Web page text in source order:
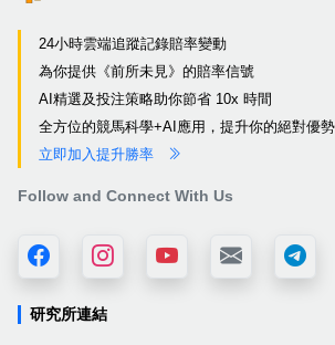
24小時雲端追蹤記錄賠率變動
為你提供《前所未見》的賠率信號
AI精選及投注策略助你節省 10x 時間
全方位的競馬科學+AI應用，提升你的絕對優勢
立即加入提升勝率
Follow and Connect With Us
研究所連結